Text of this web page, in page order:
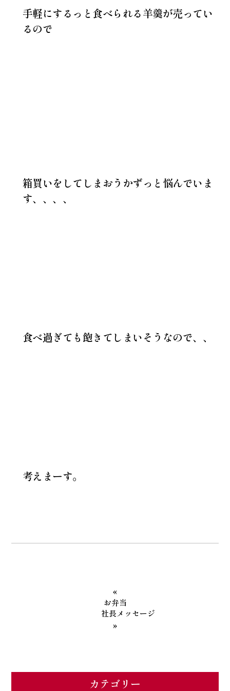
手軽にするっと食べられる羊羹が売ってい
るので
箱買いをしてしまおうかずっと悩んでいま
す、、、、
食べ過ぎても飽きてしまいそうなので、、
考えまーす。
«
お弁当
社長メッセージ
»
カテゴリー